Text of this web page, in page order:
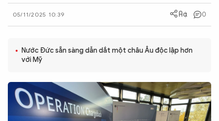
CÔNG NGHỆ
QUỐC TẾ
VĂN HÓA - THỂ THAO
BẠN ĐỌC & CAND
05/11/2025 10:39 0
Nước Đức sẵn sàng dẫn dắt một châu Âu độc lập hơn
với Mỹ